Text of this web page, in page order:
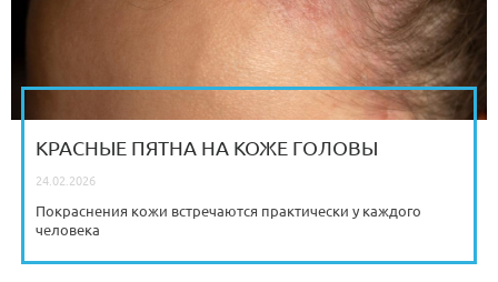
КРАСНЫЕ ПЯТНА НА КОЖЕ ГОЛОВЫ
24.02.2026
Покраснения кожи встречаются практически у каждого
человека